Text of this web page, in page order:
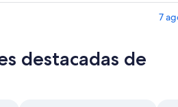
7
destacadas de